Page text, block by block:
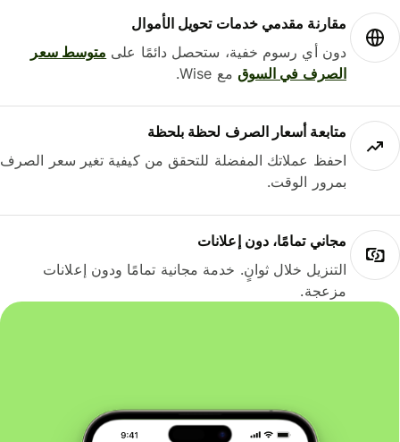
مقارنة مقدمي خدمات تحويل الأموال
دون أي رسوم خفية، ستحصل دائمًا علىمتوسط ​​سعر
الصرف في السوقمع Wise.
متابعة أسعار الصرف لحظة بلحظة
احفظ عملاتك المفضلة للتحقق من كيفية تغير سعر الصرف
بمرور الوقت.
مجاني تمامًا، دون إعلانات
التنزيل خلال ثوانٍ. خدمة مجانية تمامًا ودون إعلانات
مزعجة.